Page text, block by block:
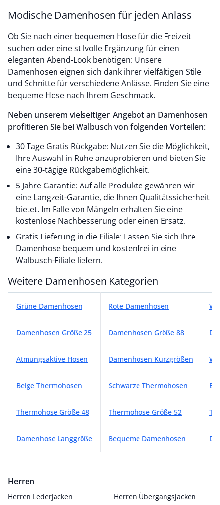
Modische Damenhosen für jeden Anlass
Ob Sie nach einer bequemen Hose für die Freizeit
suchen oder eine stilvolle Ergänzung für einen
eleganten Abend-Look benötigen: Unsere
Damenhosen eignen sich dank ihrer vielfältigen Stile
und Schnitte für verschiedene Anlässe. Finden Sie eine
bequeme Hose nach Ihrem Geschmack.
Neben unserem vielseitigen Angebot an Damenhosen
profitieren Sie bei Walbusch von folgenden Vorteilen:
30 Tage Gratis Rückgabe: Nutzen Sie die Möglichkeit,
Ihre Auswahl in Ruhe anzuprobieren und bieten Sie
eine 30-tägige Rückgabemöglichkeit.
5 Jahre Garantie: Auf alle Produkte gewähren wir
eine Langzeit-Garantie, die Ihnen Qualitätssicherheit
bietet. Im Falle von Mängeln erhalten Sie eine
kostenlose Nachbesserung oder einen Ersatz.
Gratis Lieferung in die Filiale: Lassen Sie sich Ihre
Damenhose bequem und kostenfrei in eine
Walbusch-Filiale liefern.
Weitere Damenhosen Kategorien
Grüne Damenhosen Rote Damenhosen
Damenhosen Größe 25 Damenhosen Größe 88
Atmungsaktive Hosen Damenhosen Kurzgrößen
Beige Thermohosen Schwarze Thermohosen
Thermohose Größe 48 Thermohose Größe 52
Damenhose Langgröße Bequeme Damenhosen
Herren
Herren Lederjacken
Herren Übergangsjacken